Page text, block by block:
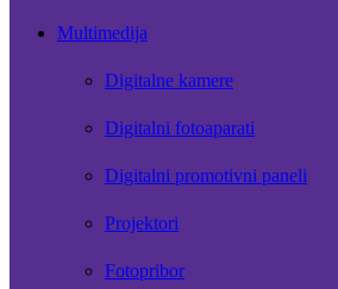
Multimedija
Digitalne kamere
Digitalni fotoaparati
Digitalni promotivni paneli
Projektori
Fotopribor